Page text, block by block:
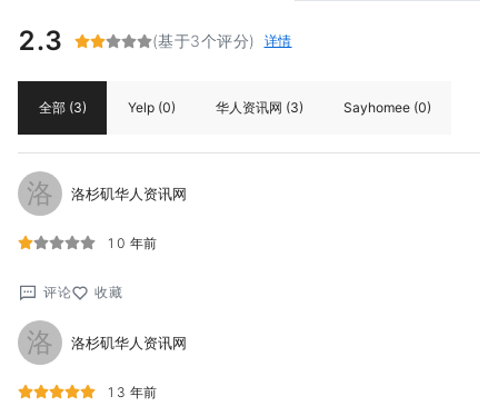
2.3 (基于3个评分) 详情
全部 (3) Yelp (0) 华人资讯网 (3) Sayhomee (0)
洛 洛杉矶华人资讯网
10 年前
评论 收藏
洛 洛杉矶华人资讯网
13 年前